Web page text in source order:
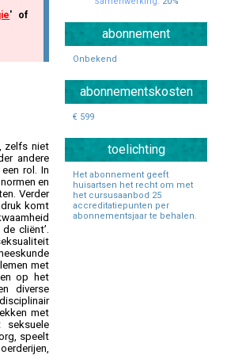
Specialisten Ouderengeneeskunde
abonnement
Onbekend
abonnementskosten
€ 599
toelichting
Het abonnement geeft
huisartsen het recht om met
het cursusaanbod 25
accreditatiepunten per
abonnementsjaar te behalen.
' of
zelfs niet
andere
rol. In
en
Verder
komt
cliënt’.
met
op het
diverse
met
speelt